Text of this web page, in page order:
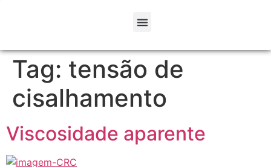
Tag: tensão de
cisalhamento
Viscosidade aparente